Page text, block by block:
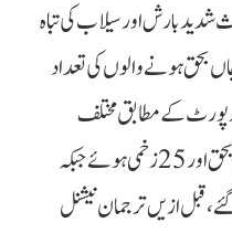
شدید بارش اور سیلاب کی تباہ
بحق ہونے والوں کی تعداد
ابتدائی رپورٹ کے مطابق مختلف
حادثات میں اب تک 167 افراد جاں بحق اور 25 زخمی ہوئے جبکہ
ہوگئے، قبل ازیں ترجمان نیشنل